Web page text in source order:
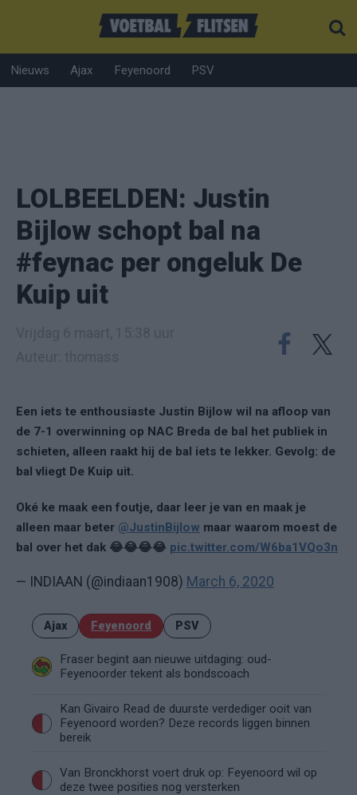
Nieuws Ajax Feyenoord PSV
LOLBEELDEN: Justin
Bijlow schopt bal na
#feynac per ongeluk De
Kuip uit
Een iets te enthousiaste Justin Bijlow wil na afloop van
de 7-1 overwinning op NAC Breda de bal het publiek in
schieten, alleen raakt hij de bal iets te lekker. Gevolg: de
bal vliegt De Kuip uit.
Oké ke maak een foutje, daar leer je van en maak je
alleen maar beter @JustinBijlow maar waarom moest de
bal over het dak 😂😂😂😂 pic.twitter.com/W6ba1VQo3n
— INDIAAN (@indiaan1908) March 6, 2020
Ajax Feyenoord PSV
Fraser begint aan nieuwe uitdaging: oud-
Feyenoorder tekent als bondscoach
Kan Givairo Read de duurste verdediger ooit van
Feyenoord worden? Deze records liggen binnen
bereik
Van Bronckhorst voert druk op: Feyenoord wil op
deze twee posities nog versterken